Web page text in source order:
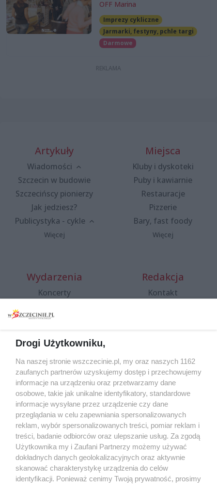
OFF Marina
Imprezy cykliczne
Jarmarki, festyny, pchle targi
Darmowe
Artykuły
Wiadomości
Szczecin w budowie
Szczecińscy pionierzy
Jak jedziesz?
Publicystyka - cykle
Więcej
Miejsca
Kluby i dyskoteki
Puby i kawiarnie
Restauracje
Pizzerie
Bary, fast foody
Więcej
Wydarzenia
Koncerty
Spacery i oprowadzania
targi
Wernisaże
Więcej
Redakcja
Kontakt
Specjalny koncert z okazji
20. urodzin portalu
wSzczecinie.pl
Regulamin konkursów
śniadaniówka "Hej
Szczecin! Jest piątek!"
Partnerzy
Praca Szczecin
Drogi Użytkowniku,
Na naszej stronie wszczecinie.pl, my oraz naszych 1162
zaufanych partnerów uzyskujemy dostęp i przechowujemy
informacje na urządzeniu oraz przetwarzamy dane
osobowe, takie jak unikalne identyfikatory, standardowe
informacje wysyłane przez urządzenie czy dane
przeglądania w celu zapewniania spersonalizowanych
reklam, wybór spersonalizowanych treści, pomiar reklam i
treści, badanie odbiorców oraz ulepszanie usług. Za zgodą
Użytkownika my i Zaufani Partnerzy możemy używać
dokładnych danych geolokalizacyjnych oraz aktywnie
skanować charakterystykę urządzenia do celów
identyfikacji. Ponieważ cenimy Twoją prywatność, prosimy